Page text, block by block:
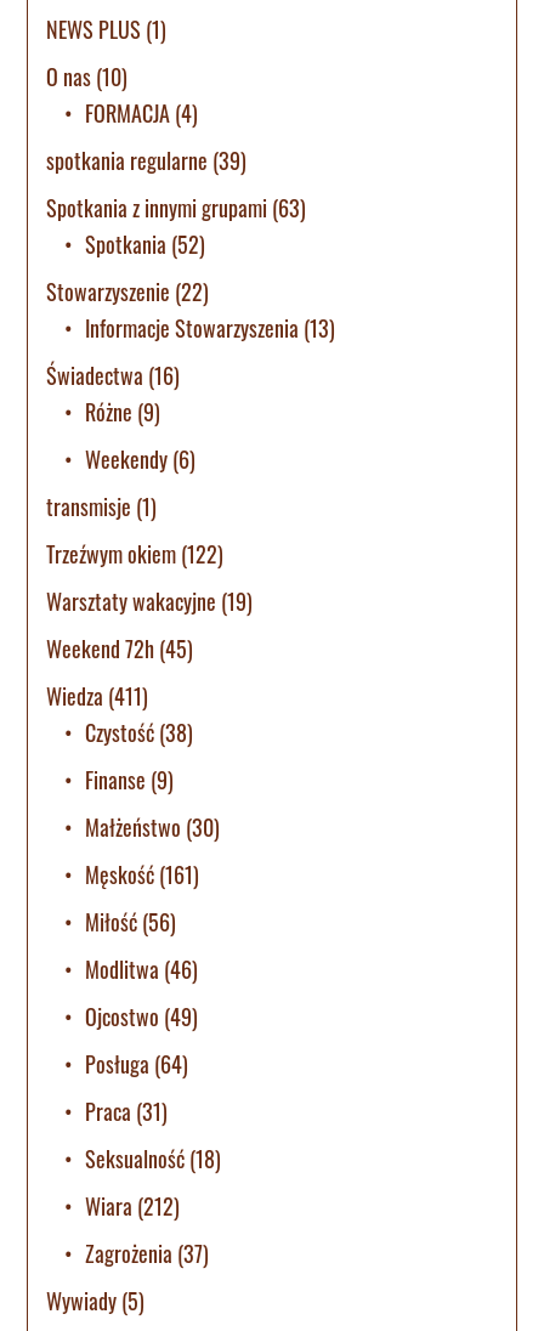
NEWS PLUS (1)
O nas(10)
FORMACJA(4)
spotkania regularne (39)
Spotkania z innymi grupami (63)
Spotkania (52)
Stowarzyszenie (22)
Informacje Stowarzyszenia (13)
Świadectwa (16)
Różne (9)
Weekendy(6)
transmisje (1)
Trzeźwym okiem(122)
Warsztaty wakacyjne (19)
Weekend 72h(45)
Wiedza (411)
Czystość(38)
Finanse (9)
Małżeństwo (30)
Męskość(161)
Miłość(56)
Modlitwa (46)
Ojcostwo (49)
Posługa (64)
Praca (31)
Seksualność(18)
Wiara (212)
Zagrożenia (37)
Wywiady(5)